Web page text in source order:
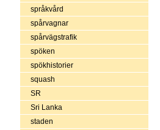
språkvård
spårvagnar
spårvägstrafik
spöken
spökhistorier
squash
SR
Sri Lanka
staden